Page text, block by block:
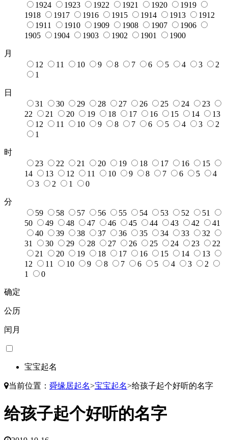
1924
1923 1922 1921 1920
1919
1918
1917 1916 1915 1914 1913
1912
1911
1910 1909 1908 1907
1906
1905
1904 1903 1902 1901 1900
月
12
11 10 9 8 7 6 5 4 3
2
1
日
31
30 29 28 27 26 25 24
23
22
21 20 19 18 17 16 15 14
13
12
11 10 9 8 7 6 5 4 3
2
1
时
23
22 21 20 19 18 17 16
15
14
13 12 11 10 9 8 7 6 5
4
3
2 1 0
分
59
58 57 56 55 54 53 52
51
50
49 48 47 46 45 44 43 42
41
40
39 38 37 36 35 34 33
32
31
30 29 28 27 26 25 24 23
22
21
20 19 18 17 16 15 14
13
12
11 10 9 8 7 6 5 4 3
2
1
0
确定
公历
闰月
宝宝起名
当前位置： 舜缘居起名>宝宝起名>给孩子起个好听的名字
给孩子起个好听的名字